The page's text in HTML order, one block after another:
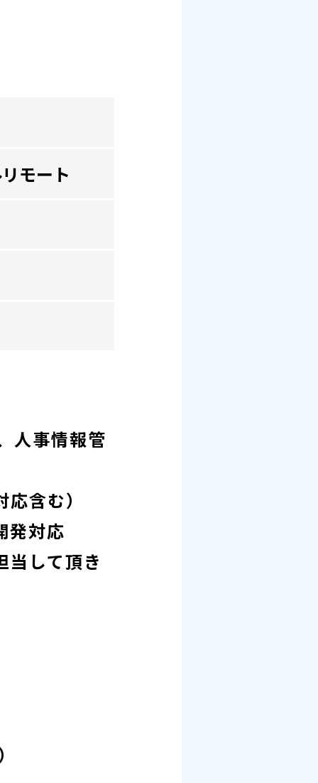
モート
人事情報管
含む）
発対応
当して頂き